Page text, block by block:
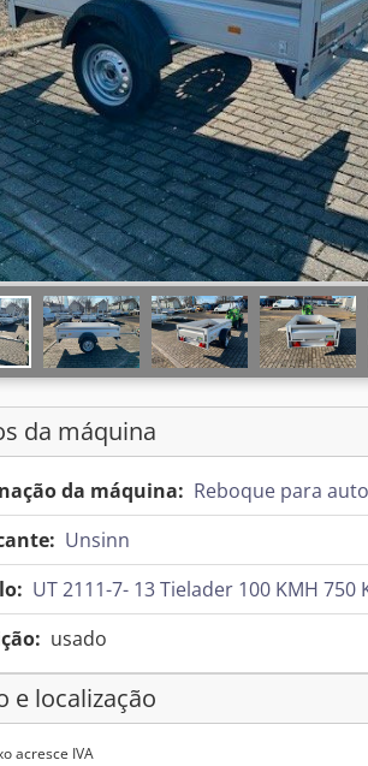
da máquina
da máquina: Reboque para
Unsinn
UT 2111-7- 13 Tielader 100 KMH 750
usado
e localização
acresce IVA